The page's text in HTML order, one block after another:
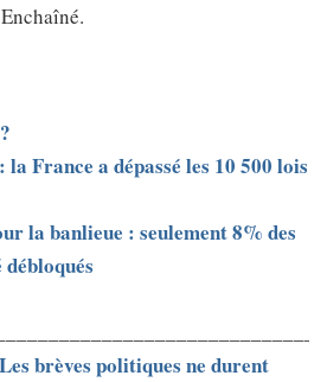
France a dépassé les 10 500 lois
la banlieue : seulement 8% des
Les brèves politiques ne durent